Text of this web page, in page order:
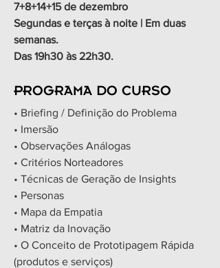
7+8+14+15 de dezembro
Segundas e terças à noite | Em duas
semanas.
Das 19h30 às 22h30.
PROGRAMA DO CURSO
• Briefing / Definição do Problema
• Imersão
• Observações Análogas
• Critérios Norteadores
• Técnicas de Geração de Insights
• Personas
• Mapa da Empatia
• Matriz da Inovação
• O Conceito de Prototipagem Rápida
(produtos e serviços)